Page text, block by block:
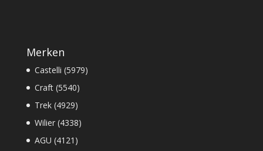
Merken
Castelli (5979)
Craft (5540)
Trek (4929)
Wilier (4338)
AGU (4121)